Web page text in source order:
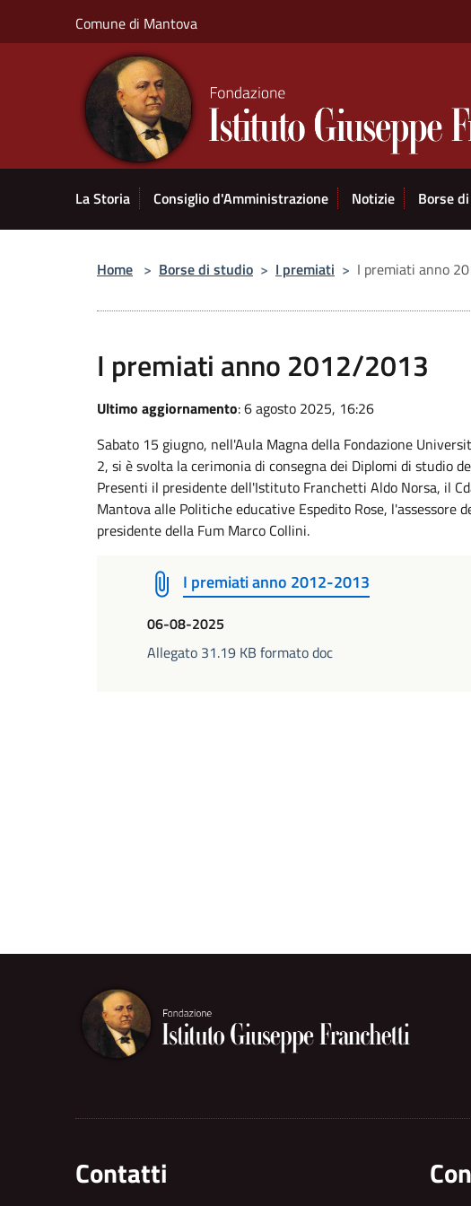
Comune di Mantova
La Storia Consiglio d'Amministrazione Notizie Borse
Home > Borse di studio > I premiati > I premiati anno
I premiati anno 2012/2013
Ultimo aggiornamento: 6 agosto 2025, 16:26
Sabato 15 giugno, nell'Aula Magna della Fondazione
2, si è svolta la cerimonia di consegna dei Diplomi di studio
Presenti il presidente dell'Istituto Franchetti Aldo Norsa, il
Mantova alle Politiche educative Espedito Rose, l'assessore
presidente della Fum Marco Collini.
I premiati anno 2012-2013
06-08-2025
Allegato 31.19 KB formato doc
Contatti